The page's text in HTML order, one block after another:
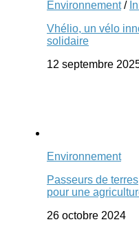
Environnement/
Vhélio, un vélo
solidaire
12 septembre
Environnement
Passeurs de
pour une
26 octobre 2024